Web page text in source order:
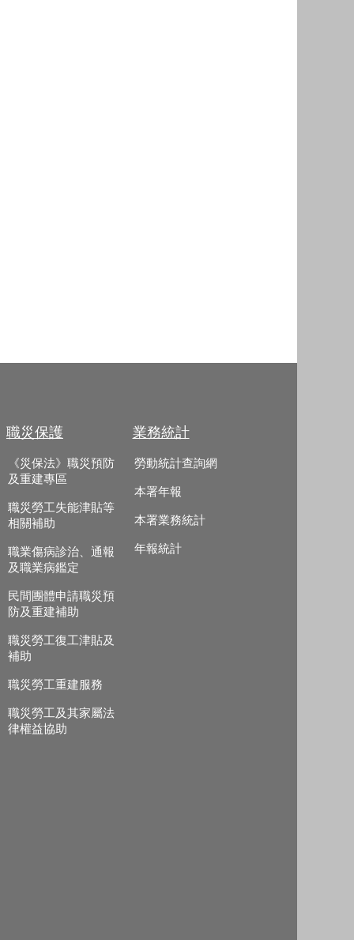
職災保護
《災保法》職災預防
及重建專區
職災勞工失能津貼等
相關補助
職業傷病診治、通報
及職業病鑑定
民間團體申請職災預
防及重建補助
職災勞工復工津貼及
補助
職災勞工重建服務
職災勞工及其家屬法
律權益協助
業務統計
勞動統計查詢網
本署年報
本署業務統計
年報統計